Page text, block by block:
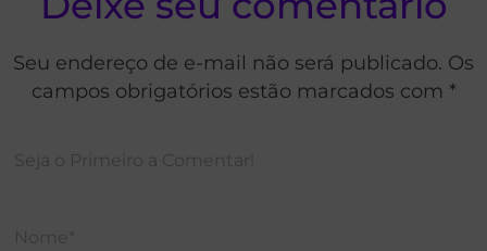
Seu endereço de e-mail não será publicado. Os
campos obrigatórios estão marcados com *